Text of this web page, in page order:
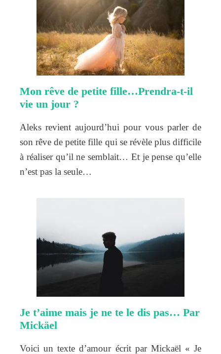
Mon rêve de petite fille…Prendra-t-il
vie un jour ?
Aleks revient aujourd’hui pour vous parler de
son rêve de petite fille qui se révèle plus difficile
à réaliser qu’il ne semblait… Et je pense qu’elle
n’est pas la seule…
Je t’aime mais je ne te le dis pas… Par
Mickäel
Voici un texte d’amour écrit par Mickaël « Je